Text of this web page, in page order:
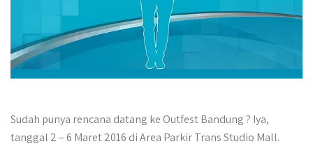
Sudah punya rencana datang ke Outfest Bandung ? Iya,
tanggal 2 – 6 Maret 2016 di Area Parkir Trans Studio Mall.